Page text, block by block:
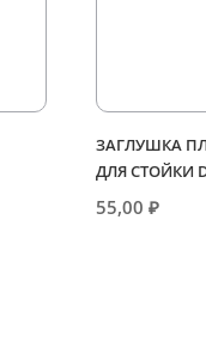
ЗАГЛУШКА
ДЛЯ СТОЙКИ
55,00 ₽